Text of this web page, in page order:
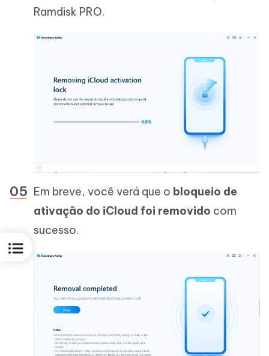
Ramdisk PRO.
Em breve, você verá que o bloqueio de
ativação do iCloud foi removido com
sucesso.